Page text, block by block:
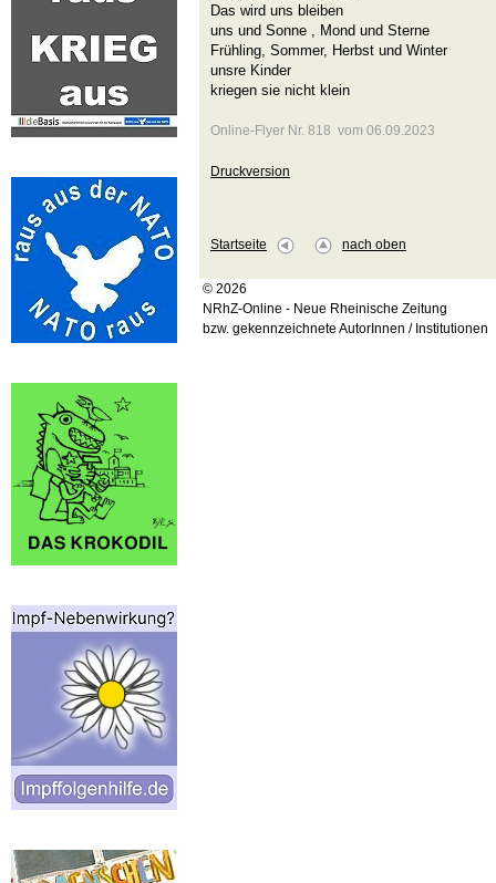
Das wird uns bleiben
uns und Sonne , Mond und Sterne
Frühling, Sommer, Herbst und Winter
unsre Kinder
kriegen sie nicht klein
Online-Flyer Nr. 818 vom 06.09.2023
Druckversion
Startseite nach oben
© 2026
NRhZ-Online - Neue Rheinische Zeitung
bzw. gekennzeichnete AutorInnen / Institutionen